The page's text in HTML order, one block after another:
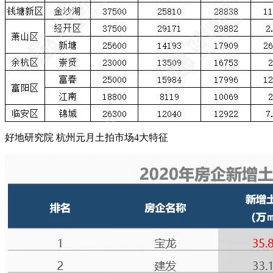
好地研究院 杭州元月土拍市场4大特征